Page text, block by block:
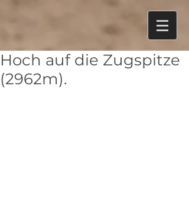
Hoch auf die Zugspitze
(2962m).